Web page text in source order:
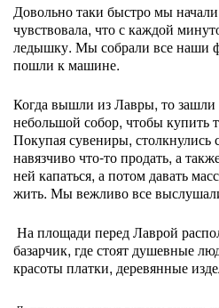
Довольно таки быстро мы
чувствовала, что с каждой
ледышку. Мы собрали все наши
пошли к машине.
Когда вышли из Лавры, то
небольшой собор, чтобы купить
Покупая сувениры, столкнулись
навязчиво что-то продать, а
ней капаться, а потом давать
жить. Мы вежливо все
На площади перед Лаврой
базарчик, где стоят душевные
красоты платки, деревянные